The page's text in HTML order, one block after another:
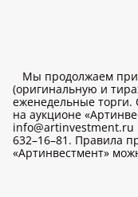
Мы продолжаем
(оригинальную и
еженедельные
на аукционе
info@artinvestment.ru
632–16–81. Правила
«Артинвестмент»